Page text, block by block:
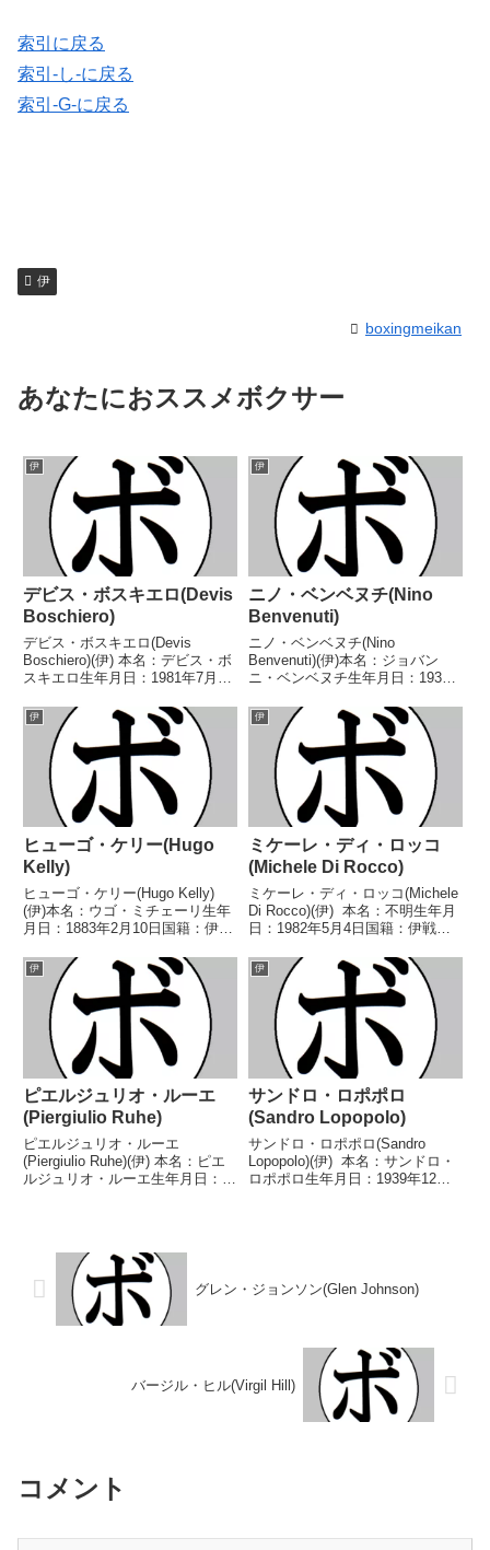
索引に戻る
索引-し-に戻る
索引-G-に戻る
伊
boxingmeikan
あなたにおススメボクサー
伊
デビス・ボスキエロ(Devis
Boschiero)
デビス・ボスキエロ(Devis
Boschiero)(伊) 本名：デビス・ボ
スキエロ生年月日：1981年7月29
(22KO)7敗2分 【獲得タイトル】
2001年度イタリア選手権フェザ
ー級優勝(アマチュア)2002...
伊
ニノ・ベンベヌチ(Nino
Benvenuti)
ニノ・ベンベヌチ(Nino
Benvenuti)(伊)本名：ジョバン
ニ・ベンベヌチ生年月日：1938
勝(35KO)7敗1分【獲得タイト
ル】1956年度イタリア選手権ウ
ェルター級優勝(アマチュア)1957
年...
伊
ヒューゴ・ケリー(Hugo
Kelly)
ヒューゴ・ケリー(Hugo Kelly)
(伊)本名：ウゴ・ミチェーリ生年
月日：1883年2月10日国籍：伊戦
効試合8無判定【獲得タイトル】
イタリアミドル級王座第10代世
界ミドル級王座【戦歴】189...
伊
ミケーレ・ディ・ロッコ
(Michele Di Rocco)
ミケーレ・ディ・ロッコ(Michele
Di Rocco)(伊) 本名：不明生年月
日：1982年5月4日国籍：伊戦
得タイトル】IBFスーパーライト
級ユース王座イタリアスーパーラ
イト級王座EBU欧...
伊
ピエルジュリオ・ルーエ
(Piergiulio Ruhe)
ピエルジュリオ・ルーエ
(Piergiulio Ruhe)(伊) 本名：ピエ
ルジュリオ・ルーエ生年月日：
座GBCインターナショナルスー
パーウ...
伊
サンドロ・ロポポロ
(Sandro Lopopolo)
サンドロ・ロポポロ(Sandro
Lopopolo)(伊) 本名：サンドロ・
ロポポロ生年月日：1939年12月
グレン・ジョンソン(Glen Johnson)
バージル・ヒル(Virgil Hill)
コメント